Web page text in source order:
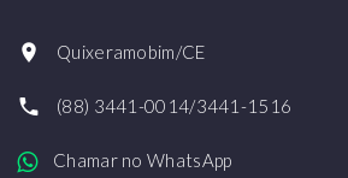
Quixeramobim/CE
(88) 3441-0014/3441-1516
Chamar no WhatsApp